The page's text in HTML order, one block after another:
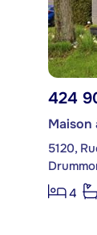
424
Maison
5120,
4